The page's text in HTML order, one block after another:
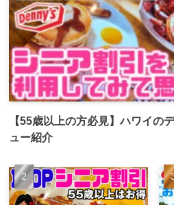
【55歳以上の方必見】ハワイの
ュー紹介